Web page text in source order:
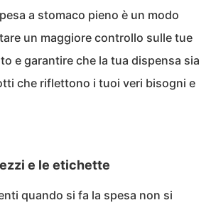
a stomaco pieno è un modo
un maggiore controllo sulle tue
e garantire che la tua dispensa sia
che riflettono i tuoi veri bisogni e
e le etichette
quando si fa la spesa non si